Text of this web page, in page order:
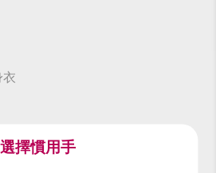
衣
選擇慣用手